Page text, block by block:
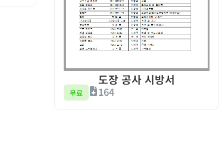
도장 공사 시방서
무료 164